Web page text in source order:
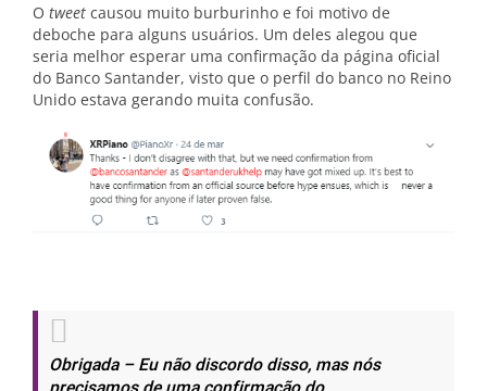
O tweet causou muito burburinho e foi motivo de
deboche para alguns usuários. Um deles alegou que
seria melhor esperar uma confirmação da página oficial
do Banco Santander, visto que o perfil do banco no Reino
Unido estava gerando muita confusão.
Obrigada – Eu não discordo disso, mas nós